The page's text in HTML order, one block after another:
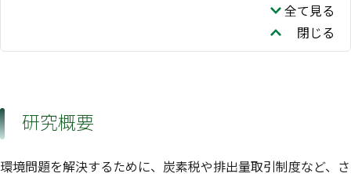
全て見る
閉じる
研究概要
環境問題を解決するために、炭素税や排出量取引制度など、さ